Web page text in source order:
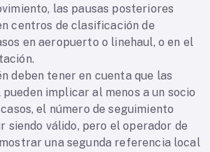
las pausas posteriores
centros de clasificación de
en aeropuerto o linehaul, o en el
deben tener en cuenta que las
pueden implicar al menos a un socio
el número de seguimiento
siendo válido, pero el operador de
una segunda referencia local